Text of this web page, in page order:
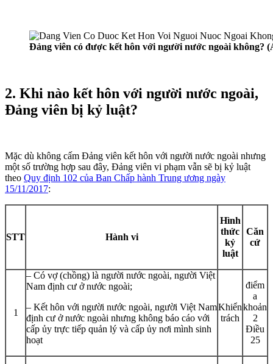
Đảng viên có được kết hôn với người nước ngoài không?
2. Khi nào kết hôn với người nước ngoài,
Đảng viên bị kỷ luật?
Mặc dù không cấm Đảng viên kết hôn với người nước ngoài nhưng
một số trường hợp sau đây, Đảng viên vi phạm vẫn sẽ bị kỷ luật
theo Quy định 102 của Ban Chấp hành Trung ương ngày
15/11/2017:
STT Hành vi
Hình
thức
kỷ
luật
Căn
cứ
1
– Có vợ (chồng) là người nước ngoài, người Việt
Nam định cư ở nước ngoài;
– Kết hôn với người nước ngoài, người Việt Nam
định cư ở nước ngoài nhưng không báo cáo với
cấp ủy trực tiếp quản lý và cấp ủy nơi mình sinh
hoạt
Khiển
trách
điểm
a
khoản
2
Điều
25